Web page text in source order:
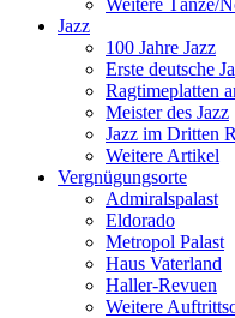
Jazz
100 Jahre Jazz
Erste deutsche
Ragtimeplatten
Meister des Jazz
Jazz im Dritten
Weitere Artikel
Vergnügungsorte
Admiralspalast
Eldorado
Metropol Palast
Haus Vaterland
Haller-Revuen
Weitere